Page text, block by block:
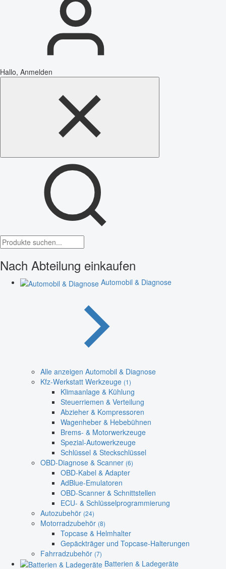
Hallo, Anmelden
Nach Abteilung einkaufen
Automobil & Diagnose
Alle anzeigen Automobil & Diagnose
Kfz-Werkstatt Werkzeuge (1)
Klimaanlage & Kühlung
Steuerriemen & Verteilung
Abzieher & Kompressoren
Wagenheber & Hebebühnen
Brems- & Motorwerkzeuge
Spezial-Autowerkzeuge
Schlüssel & Steckschlüssel
OBD-Diagnose & Scanner (6)
OBD-Kabel & Adapter
AdBlue-Emulatoren
OBD-Scanner & Schnittstellen
ECU- & Schlüsselprogrammierung
Autozubehör (24)
Motorradzubehör (8)
Topcase & Helmhalter
Gepäckträger und Topcase-Halterungen
Fahrradzubehör (7)
Batterien & Ladegeräte